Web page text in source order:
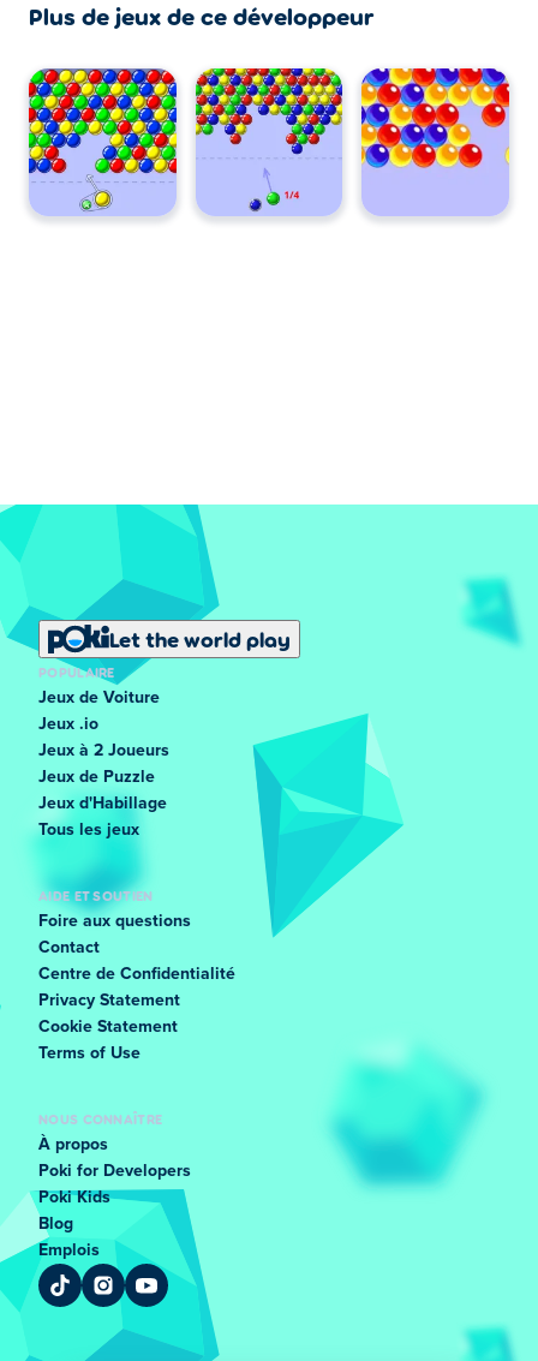
Plus de jeux de ce développeur
Let the world play
POPULAIRE
Jeux de Voiture
Jeux .io
Jeux à 2 Joueurs
Jeux de Puzzle
Jeux d'Habillage
Tous les jeux
AIDE ET SOUTIEN
Foire aux questions
Contact
Centre de Confidentialité
Privacy Statement
Cookie Statement
Terms of Use
NOUS CONNAÎTRE
À propos
Poki for Developers
Poki Kids
Blog
Emplois